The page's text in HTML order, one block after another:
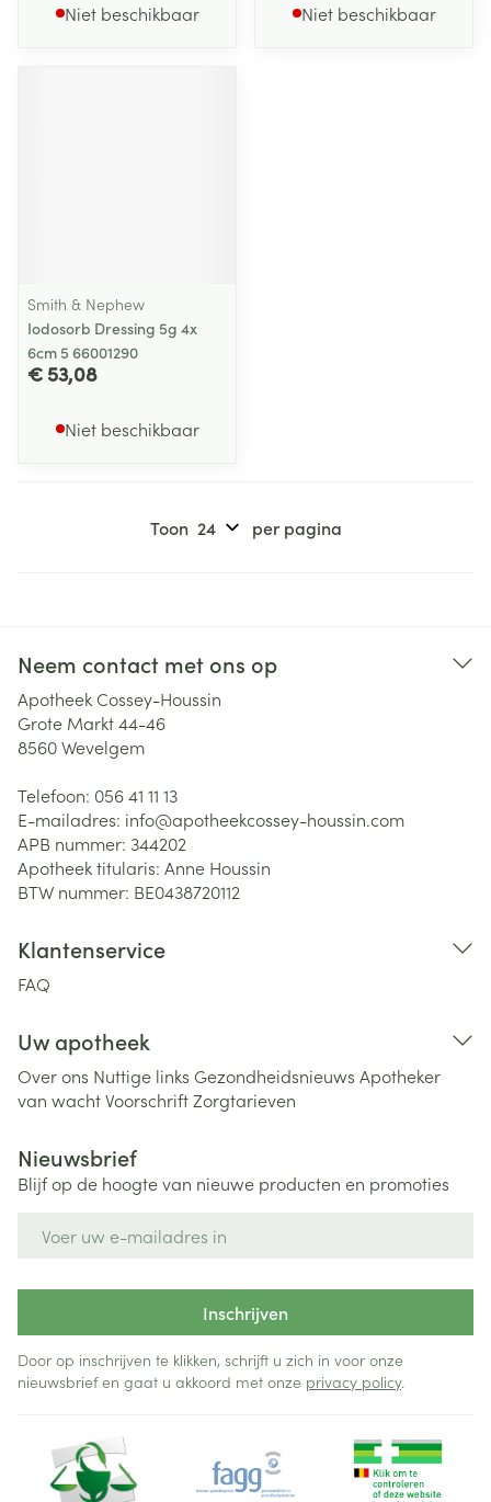
Niet beschikbaar Niet beschikbaar
Smith & Nephew
Iodosorb Dressing 5g 4x
6cm 5 66001290
€ 53,08
Niet beschikbaar
Toon per pagina
Neem contact met ons op
Apotheek Cossey-Houssin
Grote Markt 44-46
8560Wevelgem
Telefoon: 056 41 11 13
E-mailadres: info@apotheekcossey-houssin.com
APB nummer: 344202
Apotheek titularis: Anne Houssin
BTW nummer: BE0438720112
Klantenservice
FAQ
Uw apotheek
Over ons Nuttige links Gezondheidsnieuws Apotheker
van wachtVoorschriftZorgtarieven
Nieuwsbrief
Blijf op de hoogte van nieuwe producten en promoties
Inschrijven
Door op inschrijven te klikken, schrijft u zich in voor onze
nieuwsbrief en gaat u akkoord met onze privacy policy.